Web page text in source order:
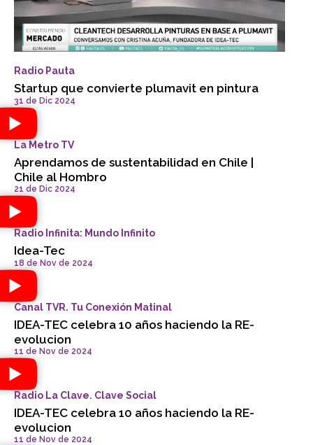
Radio Pauta
Startup que convierte plumavit en pintura
31 de Dic 2024
La Metro TV
Aprendamos de sustentabilidad en Chile |
Chile al Hombro
21 de Dic 2024
Radio Infinita: Mundo Infinito
Idea-Tec
18 de Nov de 2024
Canal TVR. Tu Conexión Matinal
IDEA-TEC celebra 10 años haciendo la RE-
evolucion
11 de Nov de 2024
Radio La Clave. Clave Social
IDEA-TEC celebra 10 años haciendo la RE-
evolucion
11 de Nov de 2024